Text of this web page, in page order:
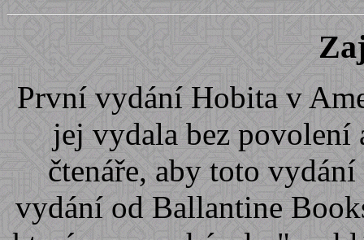
První vydání Hobita v
jej vydala bez povolení
čtenáře, aby toto
vydání od Ballantine